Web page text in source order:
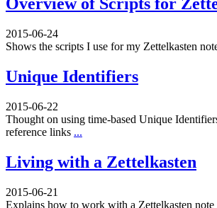
Overview of Scripts for
2015-06-24
Shows the scripts I use for my Zettelkasten
Unique Identifiers
2015-06-22
Thought on using time-based Unique
reference links ...
Living with a Zettelkasten
2015-06-21
Explains how to work with a Zettelkasten note